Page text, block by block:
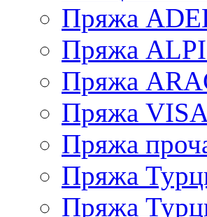
Пряжа
Пряжа
Пряжа
Пряжа
Пряжа
Пряжа
Пряжа